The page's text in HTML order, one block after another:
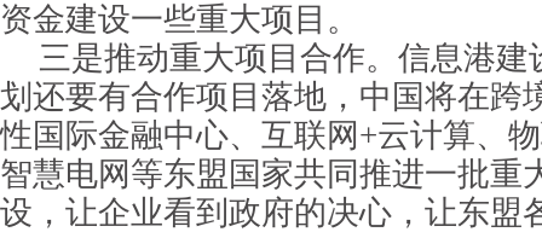
资金建设一些重大项目。
三是推动重大项目合作。信息港建
划还要有合作项目落地，中国将在跨
性国际金融中心、互联网+云计算、
智慧电网等东盟国家共同推进一批重
设，让企业看到政府的决心，让东盟